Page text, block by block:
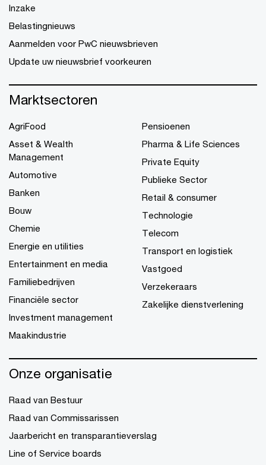
Inzake
Belastingnieuws
Aanmelden voor PwC nieuwsbrieven
Update uw nieuwsbrief voorkeuren
Marktsectoren
AgriFood
Asset & Wealth
Management
Automotive
Banken
Bouw
Chemie
Energie en utilities
Entertainment en media
Familiebedrijven
Financiële sector
Investment management
Maakindustrie
Pensioenen
Pharma & Life Sciences
Private Equity
Publieke Sector
Retail & consumer
Technologie
Telecom
Transport en logistiek
Vastgoed
Verzekeraars
Zakelijke dienstverlening
Onze organisatie
Raad van Bestuur
Raad van Commissarissen
Jaarbericht en transparantieverslag
Line of Service boards